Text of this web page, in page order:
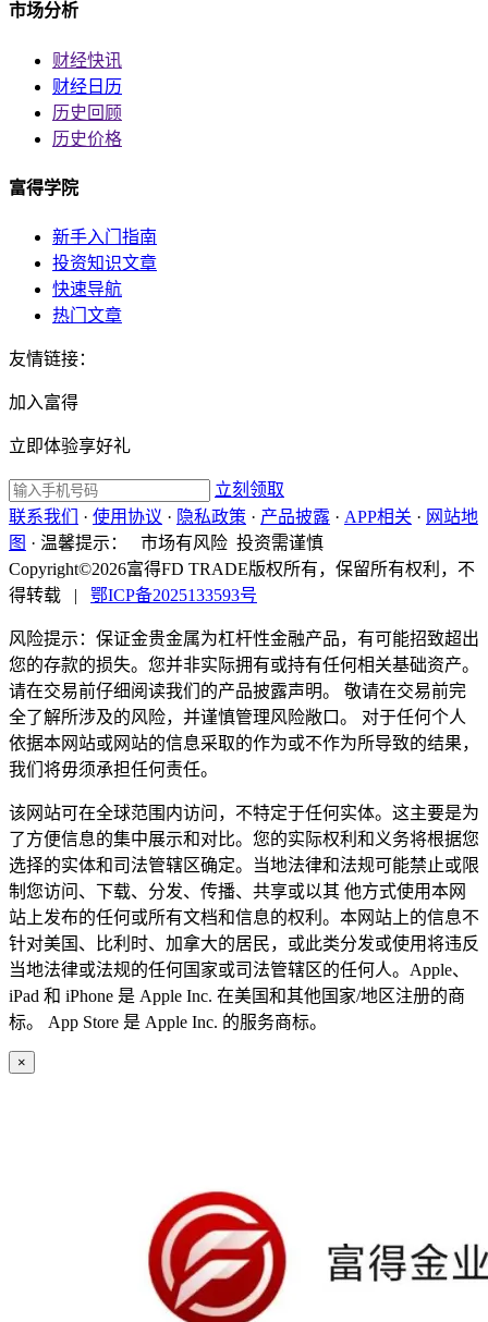
市场分析
财经快讯
财经日历
历史回顾
历史价格
富得学院
新手入门指南
投资知识文章
快速导航
热门文章
友情链接：
加入富得
立即体验享好礼
立刻领取
联系我们
· 使用协议 · 隐私政策 · 产品披露 · APP相关 · 网站地
图 · 温馨提示：
市场有风险 投资需谨慎
Copyright©2026富得FD TRADE版权所有，保留所有权利，不
得转载
| 鄂ICP备2025133593号
风险提示：保证金贵金属为杠杆性金融产品，有可能招致超出
您的存款的损失。您并非实际拥有或持有任何相关基础资产。
请在交易前仔细阅读我们的产品披露声明。 敬请在交易前完
全了解所涉及的风险，并谨慎管理风险敞口。 对于任何个人
依据本网站或网站的信息采取的作为或不作为所导致的结果，
我们将毋须承担任何责任。
该网站可在全球范围内访问，不特定于任何实体。这主要是为
了方便信息的集中展示和对比。您的实际权利和义务将根据您
选择的实体和司法管辖区确定。当地法律和法规可能禁止或限
制您访问、下载、分发、传播、共享或以其 他方式使用本网
站上发布的任何或所有文档和信息的权利。本网站上的信息不
针对美国、比利时、加拿大的居民，或此类分发或使用将违反
当地法律或法规的任何国家或司法管辖区的任何人。Apple、
iPad 和 iPhone 是 Apple Inc. 在美国和其他国家/地区注册的商
标。 App Store 是 Apple Inc. 的服务商标。
×